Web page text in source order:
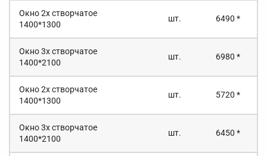
Окно 2х створчатое
1400*1300
шт. 6490 *
Окно 3х створчатое
1400*2100
шт. 6980 *
Окно 2х створчатое
1400*1300
шт. 5720 *
Окно 3х створчатое
1400*2100
шт. 6450 *